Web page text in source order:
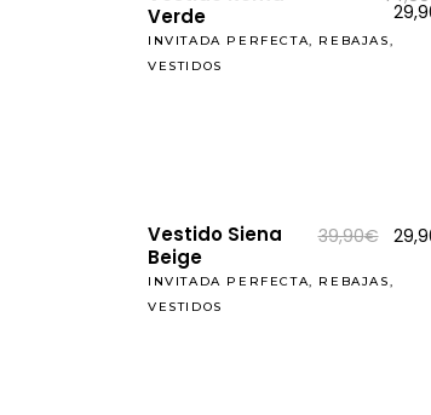
Verde
INVITADA PERFECTA, REBAJAS,
VESTIDOS
REBAJAS
Vestido Siena
Beige
39,90€ El
era:
INVITADA PERFECTA, REBAJAS,
VESTIDOS